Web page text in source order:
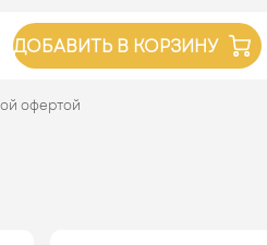
ДОБАВИТЬ В КОРЗИНУ
офертой